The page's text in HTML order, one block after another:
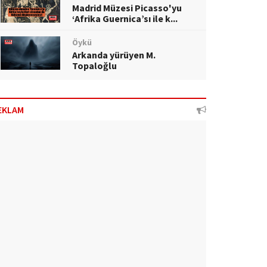
Madrid Müzesi Picasso'yu
‘Afrika Guernica’sı ile k...
Öykü
Arkanda yürüyen M.
Topaloğlu